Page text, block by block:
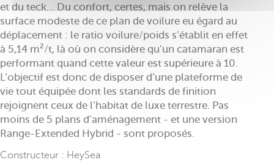
et du teck… Du confort, certes, mais on relève la
surface modeste de ce plan de voilure eu égard au
déplacement : le ratio voilure/poids s’établit en effet
à 5,14 m²/t, là où on considère qu’un catamaran est
performant quand cette valeur est supérieure à 10.
L’objectif est donc de disposer d’une plateforme de
vie tout équipée dont les standards de finition
rejoignent ceux de l’habitat de luxe terrestre. Pas
moins de 5 plans d’aménagement - et une version
Range-Extended Hybrid - sont proposés.
Constructeur : HeySea